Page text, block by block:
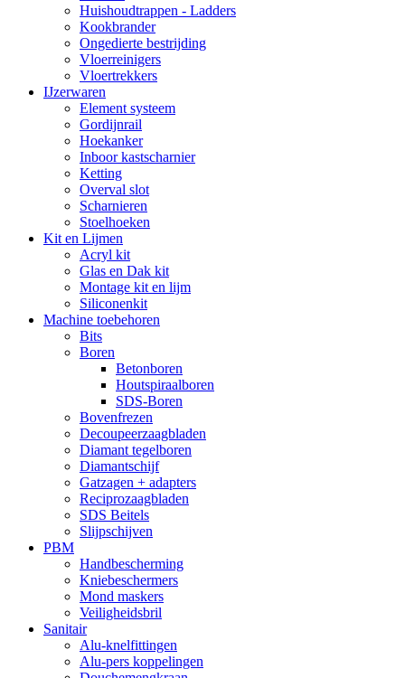
Huishoudtrappen - Ladders
Kookbrander
Ongedierte bestrijding
Vloerreinigers
Vloertrekkers
IJzerwaren
Element systeem
Gordijnrail
Hoekanker
Inboor kastscharnier
Ketting
Overval slot
Scharnieren
Stoelhoeken
Kit en Lijmen
Acryl kit
Glas en Dak kit
Montage kit en lijm
Siliconenkit
Machine toebehoren
Bits
Boren
Betonboren
Houtspiraalboren
SDS-Boren
Bovenfrezen
Decoupeerzaagbladen
Diamant tegelboren
Diamantschijf
Gatzagen + adapters
Reciprozaagbladen
SDS Beitels
Slijpschijven
PBM
Handbescherming
Kniebeschermers
Mond maskers
Veiligheidsbril
Sanitair
Alu-knelfittingen
Alu-pers koppelingen